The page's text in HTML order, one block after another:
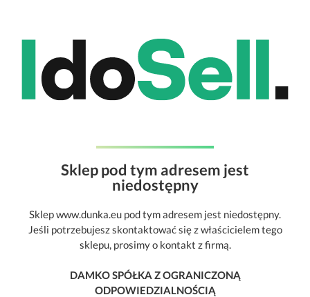
Sklep pod tym adresem jest
niedostępny
Sklep www.dunka.eu pod tym adresem jest niedostępny.
Jeśli potrzebujesz skontaktować się z właścicielem tego
sklepu, prosimy o kontakt z firmą.
DAMKO SPÓŁKA Z OGRANICZONĄ
ODPOWIEDZIALNOŚCIĄ